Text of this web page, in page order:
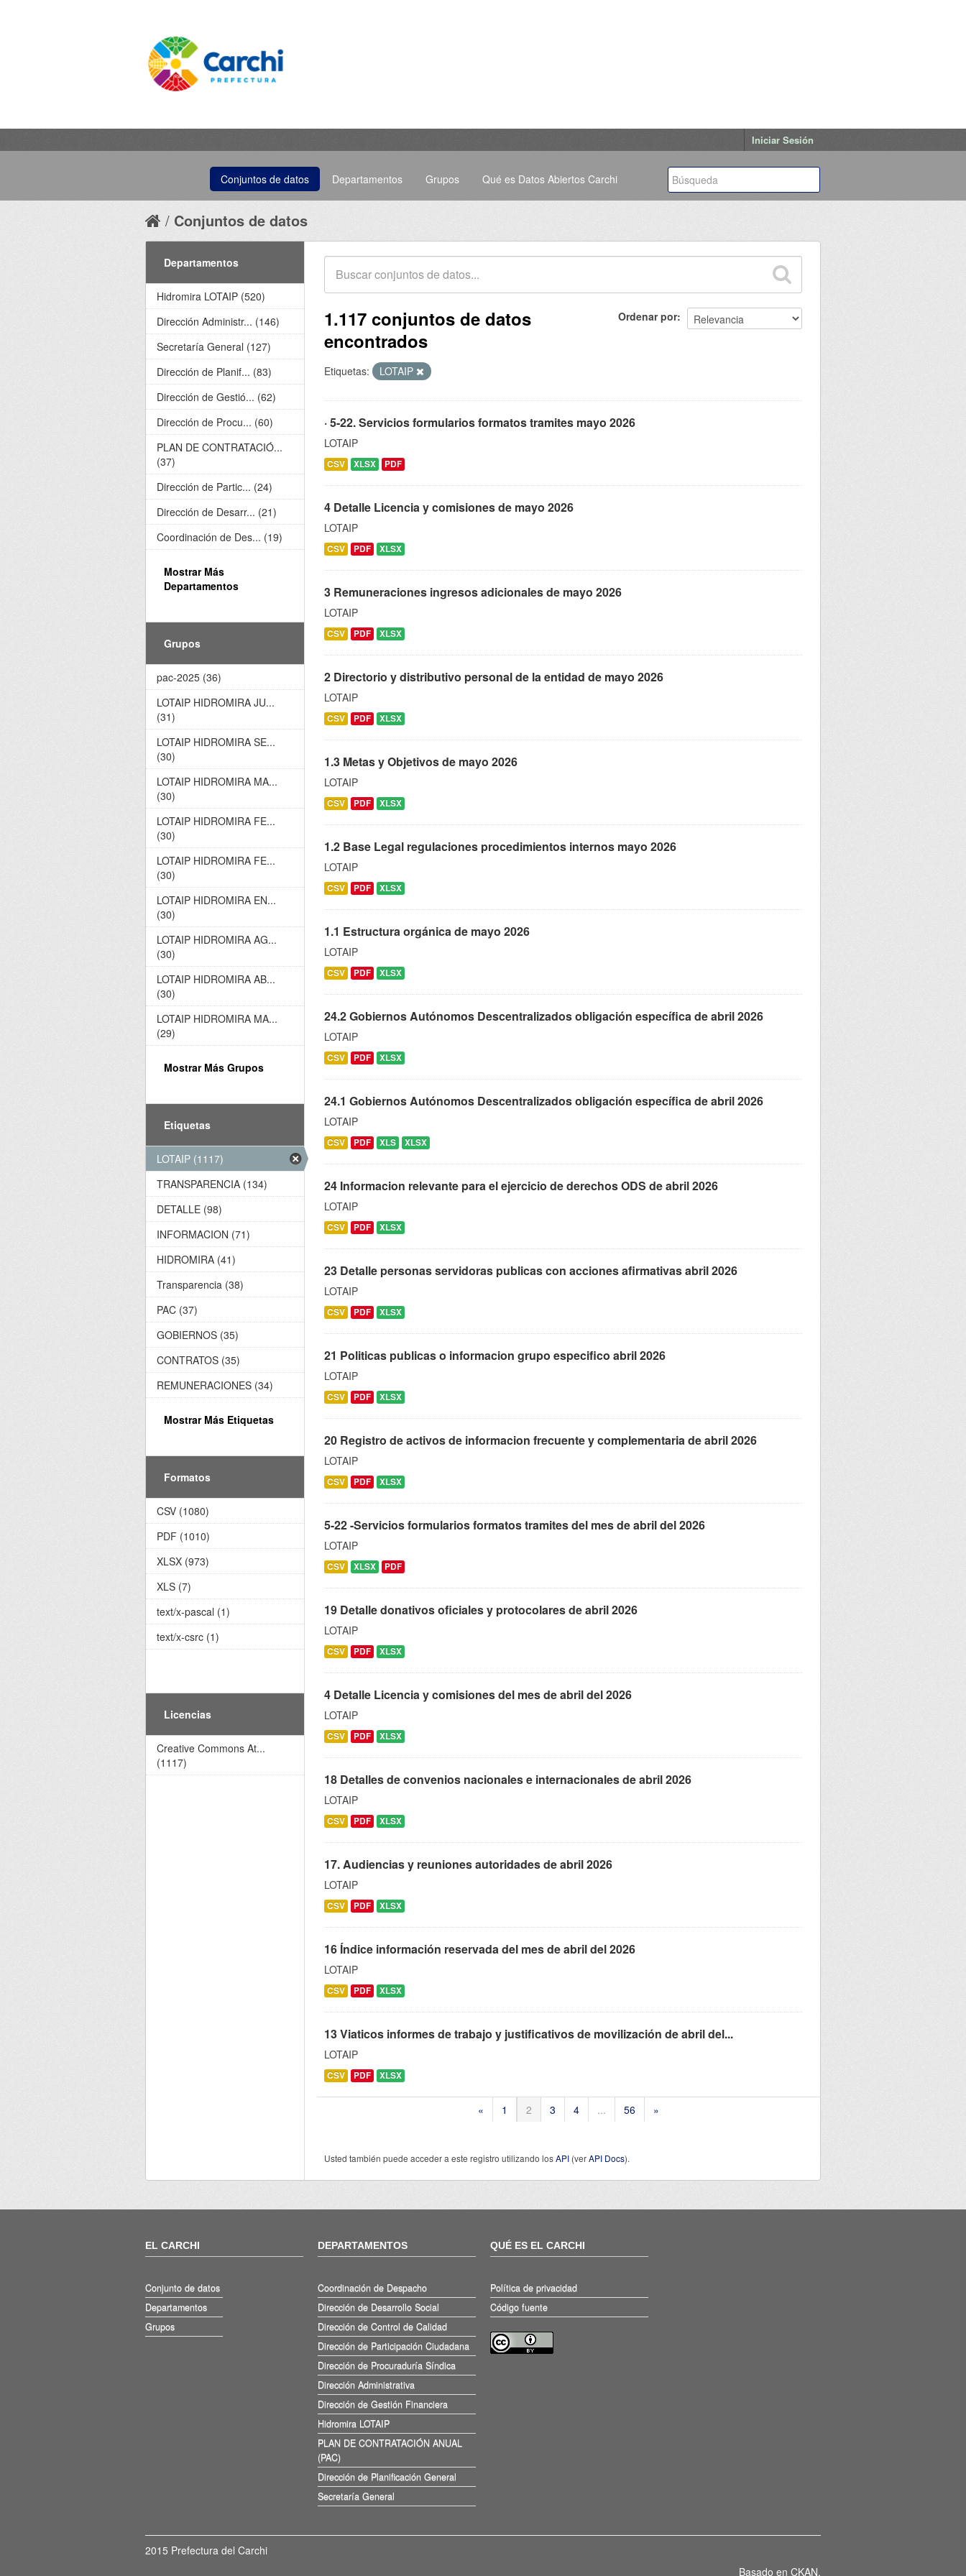
Iniciar Sesión
Conjuntos de datos Departamentos Grupos Qué es Datos Abiertos Carchi
Conjuntos de datos
Ordenar por
1.117 conjuntos de datos
encontrados
Etiquetas: LOTAIP
· 5-22. Servicios formularios formatos tramites mayo 2026
LOTAIP
CSV XLSX PDF
4 Detalle Licencia y comisiones de mayo 2026
LOTAIP
CSV PDF XLSX
3 Remuneraciones ingresos adicionales de mayo 2026
LOTAIP
CSV PDF XLSX
2 Directorio y distributivo personal de la entidad de mayo 2026
LOTAIP
CSV PDF XLSX
1.3 Metas y Objetivos de mayo 2026
LOTAIP
CSV PDF XLSX
1.2 Base Legal regulaciones procedimientos internos mayo 2026
LOTAIP
CSV PDF XLSX
1.1 Estructura orgánica de mayo 2026
LOTAIP
CSV PDF XLSX
24.2 Gobiernos Autónomos Descentralizados obligación específica de abril 2026
LOTAIP
CSV PDF XLSX
24.1 Gobiernos Autónomos Descentralizados obligación específica de abril 2026
LOTAIP
CSV PDF XLS XLSX
24 Informacion relevante para el ejercicio de derechos ODS de abril 2026
LOTAIP
CSV PDF XLSX
23 Detalle personas servidoras publicas con acciones afirmativas abril 2026
LOTAIP
CSV PDF XLSX
21 Politicas publicas o informacion grupo especifico abril 2026
LOTAIP
CSV PDF XLSX
20 Registro de activos de informacion frecuente y complementaria de abril 2026
LOTAIP
CSV PDF XLSX
5-22 -Servicios formularios formatos tramites del mes de abril del 2026
LOTAIP
CSV XLSX PDF
19 Detalle donativos oficiales y protocolares de abril 2026
LOTAIP
CSV PDF XLSX
4 Detalle Licencia y comisiones del mes de abril del 2026
LOTAIP
CSV PDF XLSX
18 Detalles de convenios nacionales e internacionales de abril 2026
LOTAIP
CSV PDF XLSX
17. Audiencias y reuniones autoridades de abril 2026
LOTAIP
CSV PDF XLSX
16 Índice información reservada del mes de abril del 2026
LOTAIP
CSV PDF XLSX
13 Viaticos informes de trabajo y justificativos de movilización de abril del...
LOTAIP
CSV PDF XLSX
« 1 2 3 4 ... 56 »
Usted también puede acceder a este registro utilizando losAPI (verAPI Docs).
Departamentos
Hidromira LOTAIP (520)
Dirección Administr... (146)
Secretaría General (127)
Dirección de Planif... (83)
Dirección de Gestió... (62)
Dirección de Procu... (60)
PLAN DE CONTRATACIÓ...
(37)
Dirección de Partic... (24)
Dirección de Desarr... (21)
Coordinación de Des... (19)
Mostrar Más
Departamentos
Grupos
pac-2025 (36)
LOTAIP HIDROMIRA JU...
(31)
LOTAIP HIDROMIRA SE...
(30)
LOTAIP HIDROMIRA MA...
(30)
LOTAIP HIDROMIRA FE...
(30)
LOTAIP HIDROMIRA FE...
(30)
LOTAIP HIDROMIRA EN...
(30)
LOTAIP HIDROMIRA AG...
(30)
LOTAIP HIDROMIRA AB...
(30)
LOTAIP HIDROMIRA MA...
(29)
Mostrar Más Grupos
Etiquetas
LOTAIP (1117)
TRANSPARENCIA (134)
DETALLE (98)
INFORMACION (71)
HIDROMIRA (41)
Transparencia (38)
PAC (37)
GOBIERNOS (35)
CONTRATOS (35)
REMUNERACIONES (34)
Mostrar Más Etiquetas
Formatos
CSV (1080)
PDF (1010)
XLSX (973)
XLS (7)
text/x-pascal (1)
text/x-csrc (1)
Licencias
Creative Commons At...
(1117)
EL CARCHI
Conjunto de datos
Departamentos
Grupos
DEPARTAMENTOS
Coordinación de Despacho
Dirección de Desarrollo Social
Dirección de Control de Calidad
Dirección de Participación Ciudadana
Dirección de Procuraduría Síndica
Dirección Administrativa
Dirección de Gestión Financiera
Hidromira LOTAIP
PLAN DE CONTRATACIÓN ANUAL
(PAC)
Dirección de Planificación General
Secretaría General
QUÉ ES EL CARCHI
Política de privacidad
Código fuente
2015 Prefectura del Carchi
Basado en CKAN.